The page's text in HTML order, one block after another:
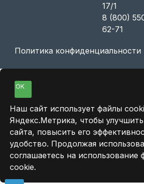
17/1
8 (800)
62-71
Политика конфиденциальности
OK
Наш сайт использует файлы
Яндекс.Метрика, чтобы
сайта, повысить его
удобство. Продолжая
соглашаетесь на использование
cookie.